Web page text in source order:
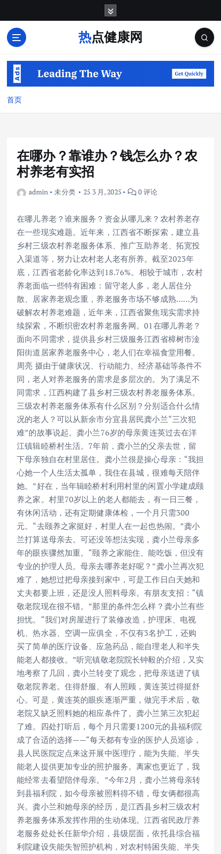
热点健康网
首页
在哪办？靠谁办？钱怎么办？农
村养老有实招
admin 未分类 25 3 月, 2025 0 评论
在哪儿养老？谁来服务？资金从哪儿来？农村养老存
在一些现实难题。近年来，江西省不断探索，建立县
乡村三级农村养老服务体系、推广互助养老、拓宽投
入渠道等，努力让农村老人老有所养。截至2023年
底，江西省老龄化率达到18.76%。相较于城市，农村
养老面临一些特有困难：留守老人多，老人居住分
散、居家养老观念重，养老服务市场不够成熟……为
破解农村养老难题，近年来，江西省聚焦现实需求持
续探索，不断织密农村养老服务网。01在哪儿养老？
面向不同需求，提供县乡村三级服务江西省樟树市淦
阳街道居家养老服务中心，老人们在幸福食堂用餐。
周亮 摄由于健康状况、行动能力、经济基础等条件不
同，老人对养老服务的需求是多层次的。为了满足不
同需求，江西构建了县乡村三级农村养老服务体系。
三级农村养老服务体系有什么区别？分别适合什么情
况的老人？可以从新余市分宜县居民龚小兰“三次犯
难”的故事说起。龚小兰76岁的母亲黄连英过去在洋
江镇辑睦桥村生活。7年前，龚小兰的父亲去世，留
下母亲独自在村里居住。龚小兰很是操心母亲：“我担
心她一个人生活太孤单，我住在县城，很难每天陪伴
她。”好在，当年辑睦桥村利用村里的闲置小学建成颐
养之家。村里70岁以上的老人都能去，有一日三餐，
有休闲活动，还有定期健康体检，一个月只需300
元。“去颐养之家挺好，村里人在一起也热闹。”龚小
兰打算送母亲去。可还没等想法实现，龚小兰母亲多
年的眼疾骤然加重。“颐养之家能住、能吃饭，但没有
专业的护理人员。母亲去哪养老好呢？”龚小兰再次犯
难了，她想过把母亲接到家中，可是工作日白天她和
丈夫都要上班，还是没人照料母亲。有朋友支招：“镇
敬老院现在很不错。”那里的条件怎么样？龚小兰有些
担忧。“我们对房屋进行了装修改造，护理床、电视
机、热水器、空调一应俱全，不仅有3名护工，还购
买了简单的医疗设备、应急药品，能自理老人和半失
能老人都接收。”听完镇敬老院院长钟毅的介绍，又实
地考察了几回，龚小兰转变了观念，把母亲送进了镇
敬老院养老。住得舒服、有人照顾，黄连英过得挺舒
心。可是，黄连英的眼疾逐渐严重，做完手术后，敬
老院又缺乏照料她的相应条件了。龚小兰第三次犯起
了难。四处打听后，每个月只需要1200元的县福利院
成了合适的选择——“每天都有专业的医护人员巡诊，
县人民医院定点来这开展中医理疗，能为失能、半失
能老人提供更加专业的照护服务。离家也更近了，我
能经常去看望陪伴母亲。”今年2月，龚小兰将母亲转
到县福利院，如今母亲被照料得不错，母女俩都很高
兴。龚小兰和她母亲的经历，是江西县乡村三级农村
养老服务体系发挥作用的生动体现。江西省民政厅养
老服务处处长任新华介绍，县级层面，依托县综合福
利院建设失能失智照护机构，对农村特困失能、半失